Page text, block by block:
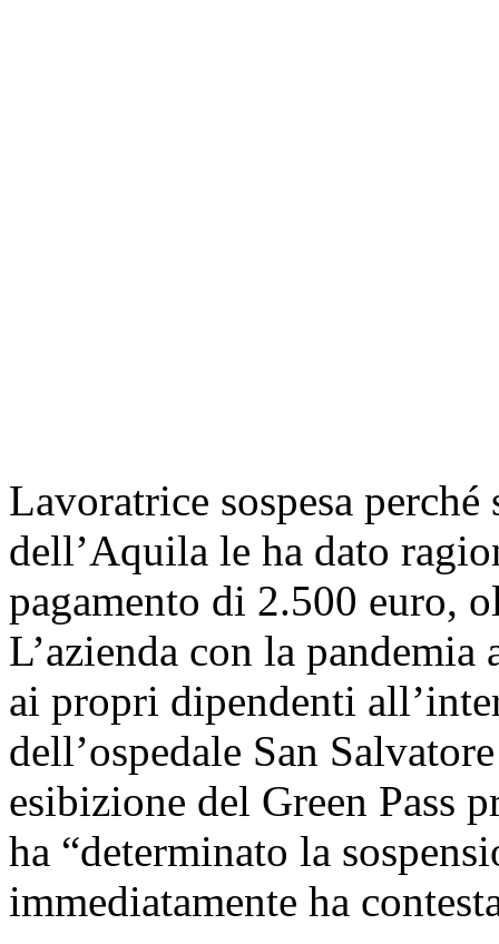
Lavoratrice sospesa
dell’Aquila le ha dato
pagamento di 2.500 euro,
L’azienda con la
ai propri dipendenti
dell’ospedale San
esibizione del Green Pass
ha “determinato la
immediatamente ha